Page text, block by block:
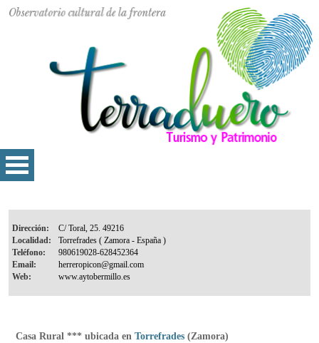
Dirección:
Localidad:
Teléfono:
Email:
Web:
Casa Rural *** ubicada en Torrefrades (Zamora)